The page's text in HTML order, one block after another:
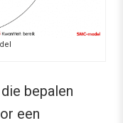
bepalen
een